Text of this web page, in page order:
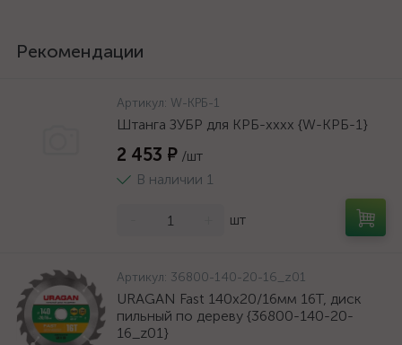
Рекомендации
Артикул: W-КРБ-1
Штанга ЗУБР для КРБ-хххх {W-КРБ-1}
2 453 ₽ /шт
В наличии 1
шт
Артикул: 36800-140-20-16_z01
URAGAN Fast 140x20/16мм 16Т, диск
пильный по дереву {36800-140-20-
16_z01}